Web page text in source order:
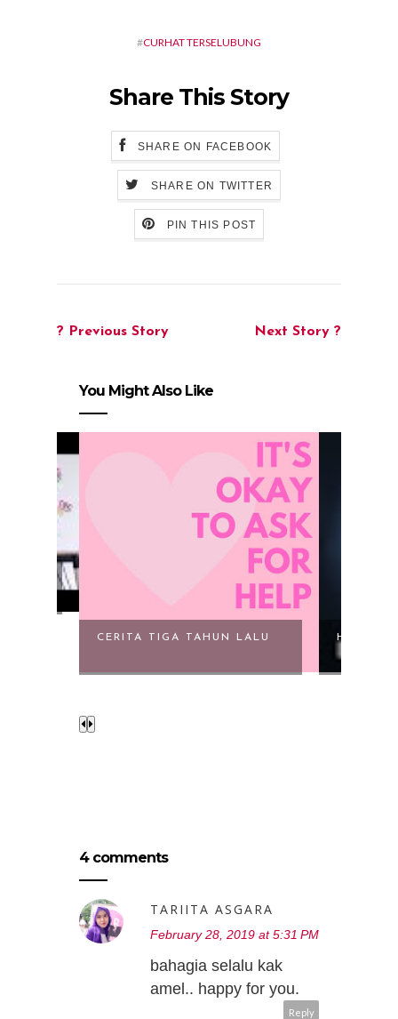
#CURHAT TERSELUBUNG
Share This Story
SHARE ON FACEBOOK
SHARE ON TWITTER
PIN THIS POST
? Previous Story Next Story ?
You Might Also Like
CERITA TIGA TAHUN LALU HAMIL
4 comments
TARIITA ASGARA
February 28, 2019 at 5:31 PM
bahagia selalu kak
amel.. happy for you.
Reply